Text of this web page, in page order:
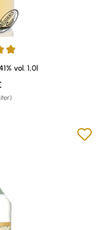
von 5 Sternen
vol. 1,0l
Preis: